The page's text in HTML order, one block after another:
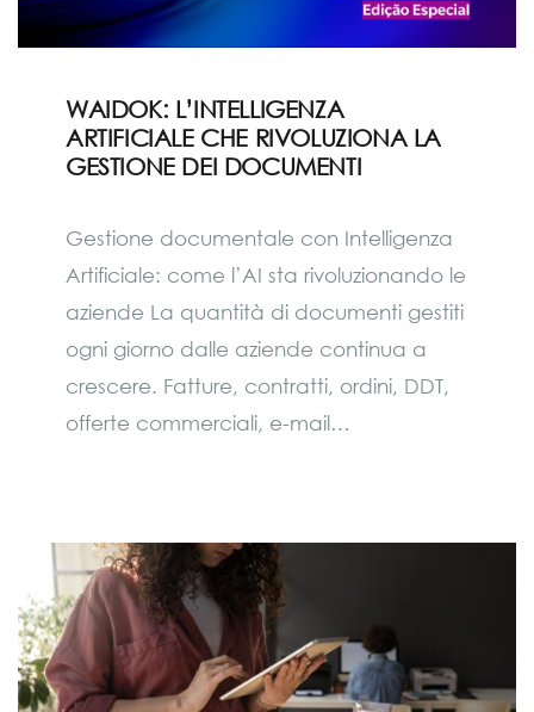
WAIDOK: L’INTELLIGENZA
ARTIFICIALE CHE RIVOLUZIONA LA
GESTIONE DEI DOCUMENTI
Gestione documentale con Intelligenza
Artificiale: come l’AI sta rivoluzionando le
aziende La quantità di documenti gestiti
ogni giorno dalle aziende continua a
crescere. Fatture, contratti, ordini, DDT,
offerte commerciali, e-mail…